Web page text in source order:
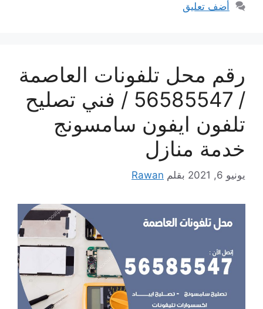
أضف تعليق
رقم محل تلفونات العاصمة
/ 56585547 / فني تصليح
تلفون ايفون سامسونج
خدمة منازل
يونيو 6, 2021 بقلم Rawan